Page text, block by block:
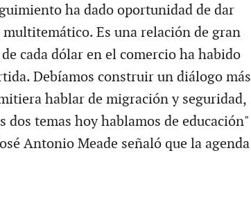
ha dado oportunidad de dar
Es una relación de gran
cada dólar en el comercio ha habido
Debíamos construir un diálogo más
hablar de migración y seguridad,
dos temas hoy hablamos de educación"
Antonio Meade señaló que la agenda